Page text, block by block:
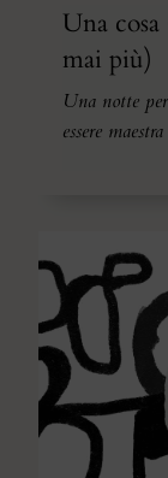
Una
mai più)
Una notte
essere